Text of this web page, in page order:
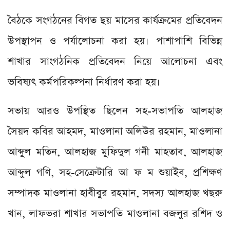
বৈঠকে সংগঠনের বিগত ছয় মাসের কার্যক্রমের প্রতিবেদন
উপস্থাপন ও পর্যালোচনা করা হয়। পাশাপাশি বিভিন্ন
শাখার সাংগঠনিক প্রতিবেদন নিয়ে আলোচনা এবং
ভবিষ্যৎ কর্মপরিকল্পনা নির্ধারণ করা হয়।
সভায় আরও উপস্থিত ছিলেন সহ-সভাপতি আলহাজ
সৈয়দ কবির আহমদ, মাওলানা অলিউর রহমান, মাওলানা
আব্দুল মতিন, আলহাজ মুফিদুল গনী মাহতাব, আলহাজ
আব্দুল গণি, সহ-সেক্রেটারি আ ফ ম শুয়াইব, প্রশিক্ষণ
সম্পাদক মাওলানা হাবীবুর রহমান, সদস্য আলহাজ খছরু
খান, লাফভরা শাখার সভাপতি মাওলানা বজলুর রশিদ ও